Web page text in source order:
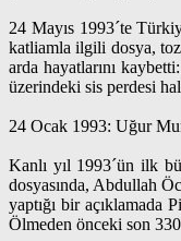
24 Mayıs 1993´te
katliamla ilgili dosya,
arda hayatlarını
üzerindeki sis perdesi
24 Ocak 1993: Uğur
Kanlı yıl 1993´ün ilk
dosyasında, Abdullah
yaptığı bir açıklamada
Ölmeden önceki son 330